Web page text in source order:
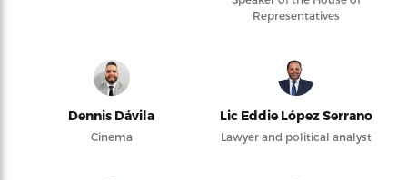
Representatives
Dennis Dávila
Cinema
Lic Eddie López Serrano
Lawyer and political analyst